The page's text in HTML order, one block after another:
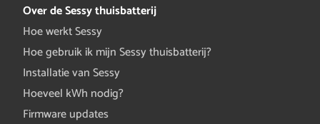
Over de Sessy thuisbatterij
Hoe werkt Sessy
Hoe gebruik ik mijn Sessy thuisbatterij?
Installatie van Sessy
Hoeveel kWh nodig?
Firmware updates